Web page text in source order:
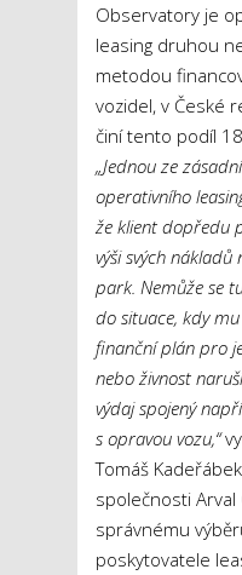
Observatory je
leasing druhou
metodou
vozidel, v České
činí tento podíl
„Jednou ze
operativního
že klient dopředu
výši svých nákladů
park. Nemůže se
do situace, kdy mu
finanční plán pro
nebo živnost
výdaj spojený
s opravou vozu,“
Tomáš
společnosti Arval
správnému
poskytovatele